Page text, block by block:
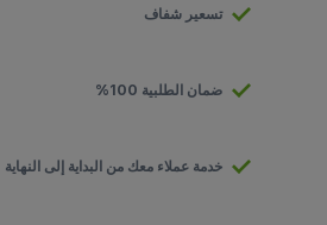
تسعير شفاف
ضمان الطلبية 100%
خدمة عملاء معك من البداية إلى النهاية